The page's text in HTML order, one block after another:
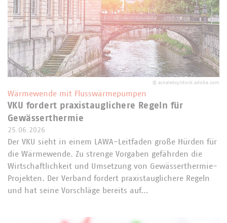
© acnaleksy/stock.adobe.com
Wärmewende mit Flusswärmepumpen
VKU fordert praxistauglichere Regeln für
Gewässerthermie
25.06.2026
Der VKU sieht in einem LAWA-Leitfaden große Hürden für
die Wärmewende. Zu strenge Vorgaben gefährden die
Wirtschaftlichkeit und Umsetzung von Gewässerthermie-
Projekten. Der Verband fordert praxistauglichere Regeln
und hat seine Vorschläge bereits auf…